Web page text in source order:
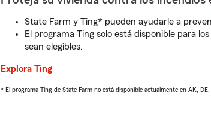
State Farm y Ting* pueden ayudarle a
El programa Ting solo está disponible para
sean elegibles.
Explora Ting
* El programa Ting de State Farm no está disponible actualmente en AK, DE,